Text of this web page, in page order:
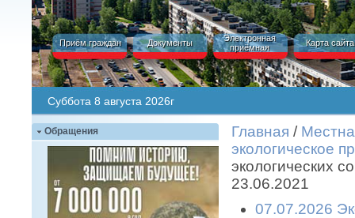
Приём граждан Документы
Электронная
приёмная
Карта сайта
Суббота 8 августа 2026г
Обращения Главная /
экологическое
экологических
23.06.2021
07.07.2026